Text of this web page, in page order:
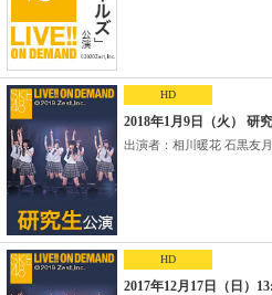
HD
2018年1月9日（火） 研
出演者：相川暖花 石黒友月
HD
2017年12月17日（日）